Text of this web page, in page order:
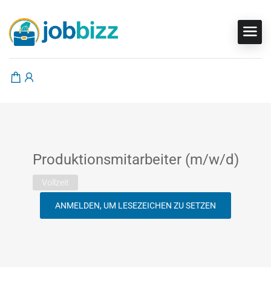
Produktionsmitarbeiter (m/w/d)
Vollzeit
ANMELDEN, UM LESEZEICHEN ZU SETZEN